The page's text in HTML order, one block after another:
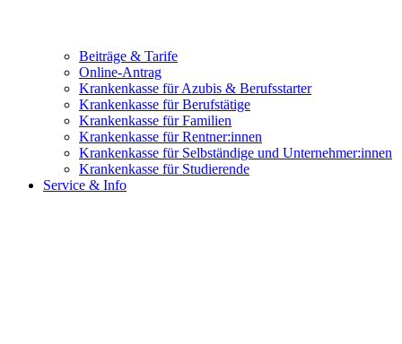
Beiträge & Tarife
Online-Antrag
Krankenkasse für Azubis & Berufsstarter
Krankenkasse für Berufstätige
Krankenkasse für Familien
Krankenkasse für Rentner:innen
Krankenkasse für Selbständige und Unternehmer:innen
Krankenkasse für Studierende
Service & Info